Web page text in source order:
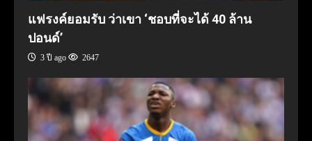
แฟรงค์ยอมรับ ว่าเขา ‘ชอบที่จะได้ 40 ล้าน
ปอนด์’
3 ปี ago 2647